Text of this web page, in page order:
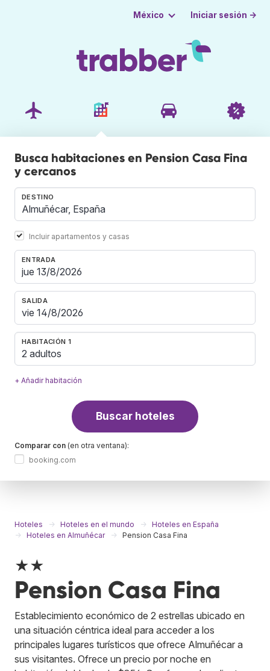
México Iniciar sesión →
Busca habitaciones en Pension Casa Fina
y cercanos
DESTINO
Incluir apartamentos y casas
ENTRADA
SALIDA
HABITACIÓN 1
2 adultos
+ Añadir habitación
Buscar hoteles
Comparar con (en otra ventana):
booking.com
Hoteles Hoteles en el mundo
Hoteles en España
Hoteles en Almuñécar
Pension Casa Fina
★★
Pension Casa Fina
Establecimiento económico de 2 estrellas ubicado en
una situación céntrica ideal para acceder a los
principales lugares turísticos que ofrece Almuñécar a
sus visitantes. Ofrece un precio por noche en